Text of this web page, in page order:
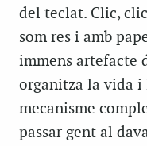
del teclat. Clic,
som res i amb
immens artefacte
organitza la vida i
mecanisme
passar gent al